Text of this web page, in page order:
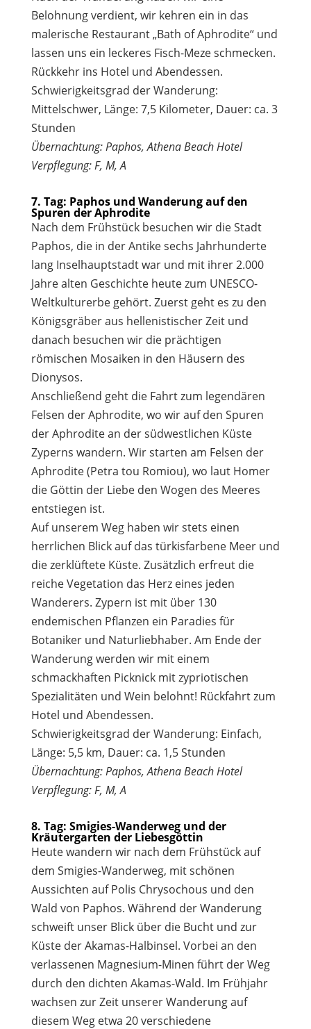
Belohnung verdient, wir kehren ein in das
malerische Restaurant „Bath of Aphrodite“ und
lassen uns ein leckeres Fisch-Meze schmecken.
Rückkehr ins Hotel und Abendessen.
Schwierigkeitsgrad der Wanderung:
Mittelschwer, Länge: 7,5 Kilometer, Dauer: ca. 3
Stunden
Übernachtung: Paphos, Athena Beach Hotel
Verpflegung: F, M, A
7. Tag: Paphos und Wanderung auf den
Spuren der Aphrodite
Nach dem Frühstück besuchen wir die Stadt
Paphos, die in der Antike sechs Jahrhunderte
lang Inselhauptstadt war und mit ihrer 2.000
Jahre alten Geschichte heute zum UNESCO-
Weltkulturerbe gehört. Zuerst geht es zu den
Königsgräber aus hellenistischer Zeit und
danach besuchen wir die prächtigen
römischen Mosaiken in den Häusern des
Dionysos.
Anschließend geht die Fahrt zum legendären
Felsen der Aphrodite, wo wir auf den Spuren
der Aphrodite an der südwestlichen Küste
Zyperns wandern. Wir starten am Felsen der
Aphrodite (Petra tou Romiou), wo laut Homer
die Göttin der Liebe den Wogen des Meeres
entstiegen ist.
Auf unserem Weg haben wir stets einen
herrlichen Blick auf das türkisfarbene Meer und
die zerklüftete Küste. Zusätzlich erfreut die
reiche Vegetation das Herz eines jeden
Wanderers. Zypern ist mit über 130
endemischen Pflanzen ein Paradies für
Botaniker und Naturliebhaber. Am Ende der
Wanderung werden wir mit einem
schmackhaften Picknick mit zypriotischen
Spezialitäten und Wein belohnt! Rückfahrt zum
Hotel und Abendessen.
Schwierigkeitsgrad der Wanderung: Einfach,
Länge: 5,5 km, Dauer: ca. 1,5 Stunden
Übernachtung: Paphos, Athena Beach Hotel
Verpflegung: F, M, A
8. Tag: Smigies-Wanderweg und der
Kräutergarten der Liebesgöttin
Heute wandern wir nach dem Frühstück auf
dem Smigies-Wanderweg, mit schönen
Aussichten auf Polis Chrysochous und den
Wald von Paphos. Während der Wanderung
schweift unser Blick über die Bucht und zur
Küste der Akamas-Halbinsel. Vorbei an den
verlassenen Magnesium-Minen führt der Weg
durch den dichten Akamas-Wald. Im Frühjahr
wachsen zur Zeit unserer Wanderung auf
diesem Weg etwa 20 verschiedene